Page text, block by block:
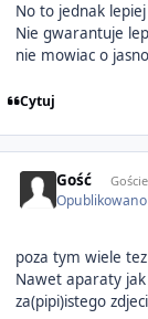
No to jednak
Nie gwarantuje
nie mowiac o
Cytuj
Gość Goście
Opublikowano
poza tym wiele
Nawet aparaty
za(pipi)istego